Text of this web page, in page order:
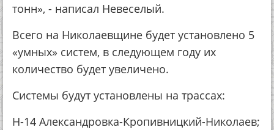
тонн», - написал Невеселый.
Всего на Николаевщине будет установлено 5
«умных» систем, в следующем году их
количество будет увеличено.
Системы будут установлены на трассах:
Н-14 Александровка-Кропивницкий-Николаев;